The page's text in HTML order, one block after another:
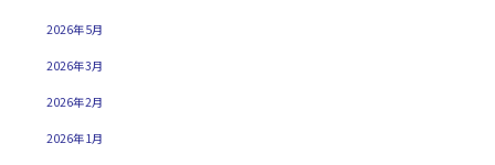
2026年5月
2026年3月
2026年2月
2026年1月